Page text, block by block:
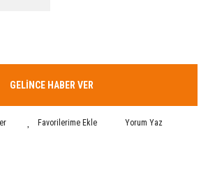
GELİNCE HABER VER
Yorum Yaz